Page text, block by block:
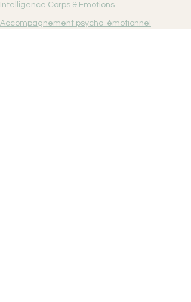
Intelligence Corps & Emotions
Accompagnement psycho-émotionnel